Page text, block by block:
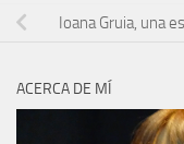
Ioana Gruia, una
ACERCA DE MÍ